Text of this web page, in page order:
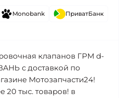
Monobank ПриватБанк
клапанов ГРМ d-
с доставкой по
Мотозапчасти24!
20 тыс. товаров! в